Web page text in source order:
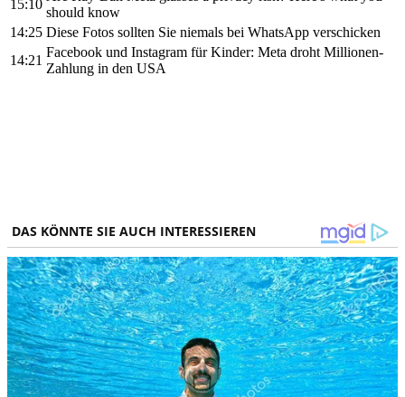
15:10
should know
14:25 Diese Fotos sollten Sie niemals bei WhatsApp verschicken
14:21
Facebook und Instagram für Kinder: Meta droht Millionen-
Zahlung in den USA